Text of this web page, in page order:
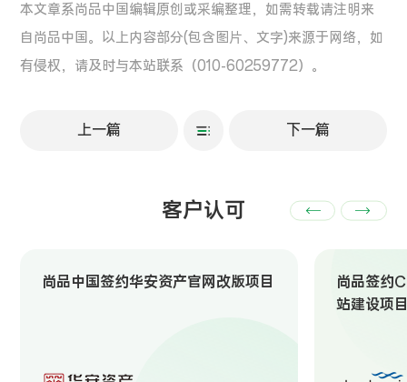
本文章系尚品中国编辑原创或采编整理，如需转载请注明来
自尚品中国。以上内容部分(包含图片、文字)来源于网络，如
有侵权，请及时与本站联系（010-60259772）。
上一篇 下一篇
客户认可
尚品中国签约华安资产官网改版项目
尚品签约
站建设项